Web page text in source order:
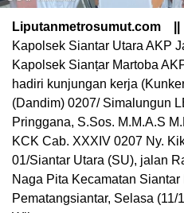
Liputanmetrosumut.com
Kapolsek Siantar Utara AKP
Kapolsek Sianțar Martoba
hadiri kunjungan kerja
(Dandim) 0207/ Simalungun
Pringgana, S.Sos. M.M.A.S
KCK Cab. XXXIV 0207 Ny.
01/Siantar Utara (SU), jalan
Naga Pita Kecamatan Siantar
Pematangsiantar, Selasa